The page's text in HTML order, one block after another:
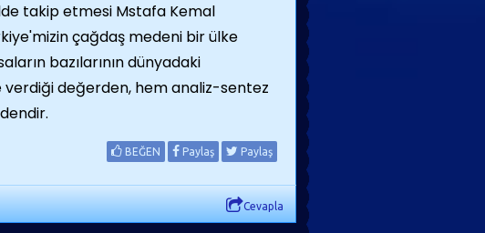
takip etmesi Mstafa Kemal
çağdaş medeni bir ülke
bazılarının dünyadaki
verdiği değerden, hem analiz-sentez
BEĞEN Paylaş Paylaş
Cevapla